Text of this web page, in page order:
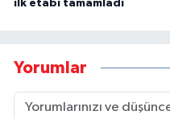
ilk etabı tamamladı
Yorumlar